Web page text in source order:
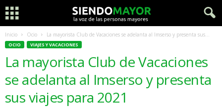
Inicio Ocio La mayorista Club de Vacaciones se adelanta al Imserso y presenta sus...
OCIO VIAJES Y VACACIONES
La mayorista Club de Vacaciones
se adelanta al Imserso y presenta
sus viajes para 2021